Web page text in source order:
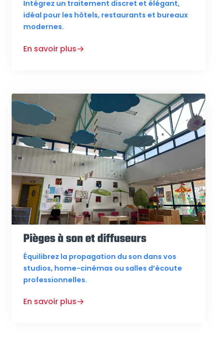
Intégrez un traitement discret et élégant,
idéal pour les hôtels, restaurants et bureaux
modernes.
En savoir plus
Pièges à son et diffuseurs
Équilibrez la propagation du son dans vos
studios, home-cinémas ou salles d’écoute
professionnelles.
En savoir plus